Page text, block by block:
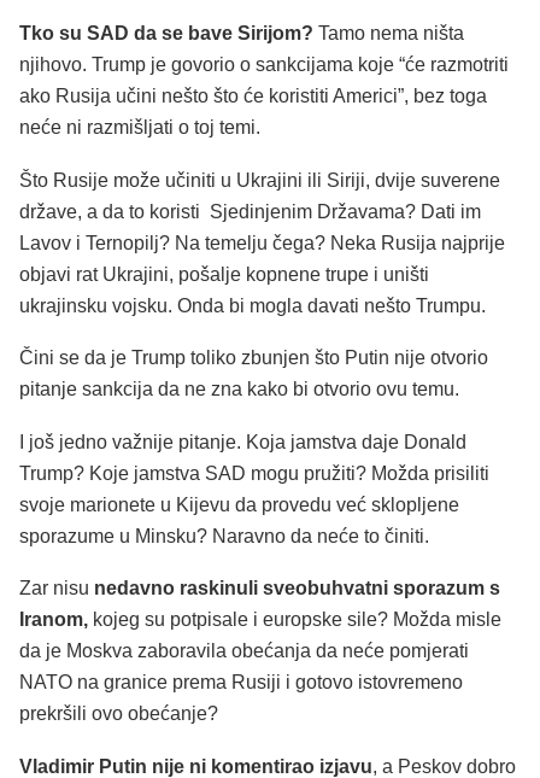
Tko su SAD da se bave Sirijom? Tamo nema ništa
njihovo. Trump je govorio o sankcijama koje “će razmotriti
ako Rusija učini nešto što će koristiti Americi”, bez toga
neće ni razmišljati o toj temi.
Što Rusije može učiniti u Ukrajini ili Siriji, dvije suverene
države, a da to koristi Sjedinjenim Državama? Dati im
Lavov i Ternopilj? Na temelju čega? Neka Rusija najprije
objavi rat Ukrajini, pošalje kopnene trupe i uništi
ukrajinsku vojsku. Onda bi mogla davati nešto Trumpu.
Čini se da je Trump toliko zbunjen što Putin nije otvorio
pitanje sankcija da ne zna kako bi otvorio ovu temu.
I još jedno važnije pitanje. Koja jamstva daje Donald
Trump? Koje jamstva SAD mogu pružiti? Možda prisiliti
svoje marionete u Kijevu da provedu već sklopljene
sporazume u Minsku? Naravno da neće to činiti.
Zar nisu nedavno raskinuli sveobuhvatni sporazum s
Iranom, kojeg su potpisale i europske sile? Možda misle
da je Moskva zaboravila obećanja da neće pomjerati
NATO na granice prema Rusiji i gotovo istovremeno
prekršili ovo obećanje?
Vladimir Putin nije ni komentirao izjavu, a Peskov dobro